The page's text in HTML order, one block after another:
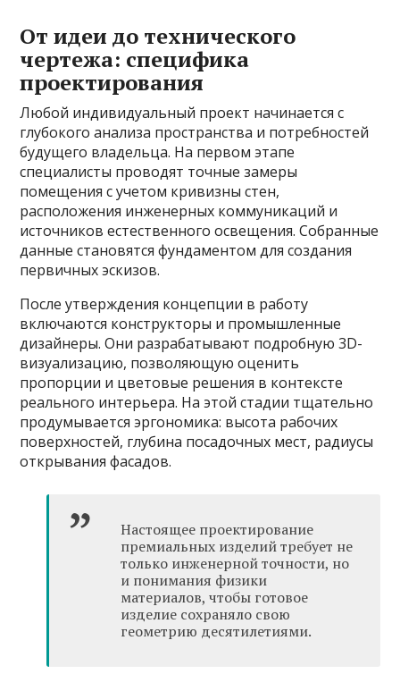
От идеи до технического
чертежа: специфика
проектирования
Любой индивидуальный проект начинается с
глубокого анализа пространства и потребностей
будущего владельца. На первом этапе
специалисты проводят точные замеры
помещения с учетом кривизны стен,
расположения инженерных коммуникаций и
источников естественного освещения. Собранные
данные становятся фундаментом для создания
первичных эскизов.
После утверждения концепции в работу
включаются конструкторы и промышленные
дизайнеры. Они разрабатывают подробную 3D-
визуализацию, позволяющую оценить
пропорции и цветовые решения в контексте
реального интерьера. На этой стадии тщательно
продумывается эргономика: высота рабочих
поверхностей, глубина посадочных мест, радиусы
открывания фасадов.
Настоящее проектирование
премиальных изделий требует не
только инженерной точности, но
и понимания физики
материалов, чтобы готовое
изделие сохраняло свою
геометрию десятилетиями.